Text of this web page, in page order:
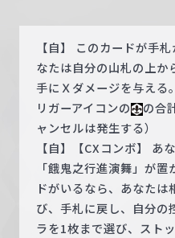
【自】 このカードが手
なたは自分の山札の上か
手にＸダメージを与える
リガーアイコンの
の合
ャンセルは発生する）
【自】【CXコンボ】 あ
「餓鬼之行進演舞」が
ドがいるなら、あなた
び、手札に戻し、自分の
ラを1枚まで選び、スト